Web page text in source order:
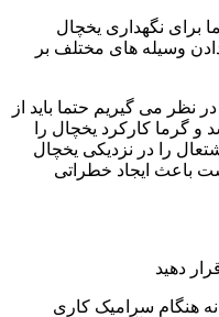
برای نگهداری یخچال
وسیله های مختلف بر
نظر می گیریم حتما باید از
و گرما کارکرد یخچال را
را در نزدیکی یخچال
باعث ایجاد خطراتی
دهید
هنگام سرامیک کاری